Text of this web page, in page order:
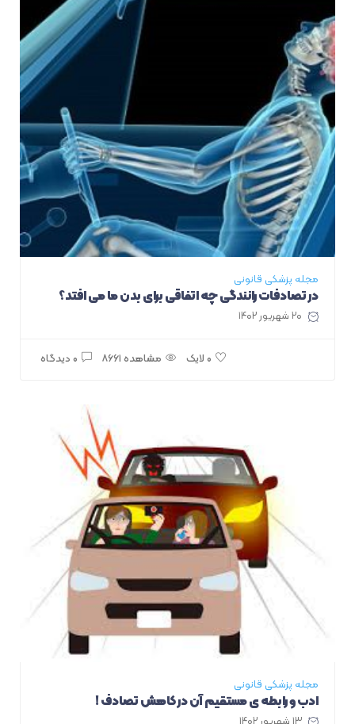
مجله پزشکی قانونی
در تصادفات رانندگی چه اتفاقی برای بدن ما می افتد؟
مشاهده ۸۶۶۱ ۰ دیدگاه
مجله پزشکی قانونی
ادب و رابطه ی مستقیم آن در کاهش تصادف !